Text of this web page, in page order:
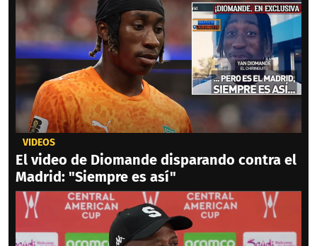
VIDEOS
El video de Diomande disparando contra el
Madrid: "Siempre es así"